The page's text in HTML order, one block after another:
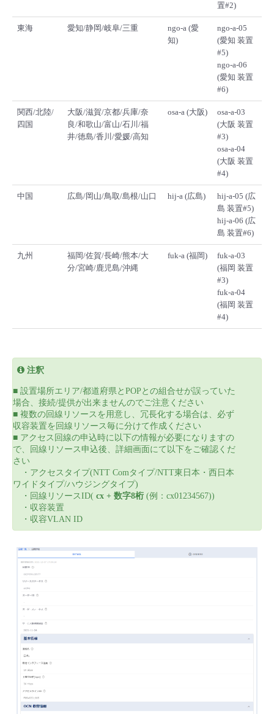
置#2)
東海 愛知/静岡/岐阜/三重
ngo-a (愛
知)
ngo-a-05
(愛知 装置
#5)
ngo-a-06
(愛知 装置
#6)
関西/北陸/
四国
大阪/滋賀/京都/兵庫/奈
良/和歌山/富山/石川/福
井/徳島/香川/愛媛/高知
osa-a (大阪)
osa-a-03
(大阪 装置
#3)
osa-a-04
(大阪 装置
#4)
中国 広島/岡山/鳥取/島根/山口 hij-a (広島)
hij-a-05 (広
島 装置#5)
hij-a-06 (広
島 装置#6)
九州
福岡/佐賀/長崎/熊本/大
分/宮崎/鹿児島/沖縄
fuk-a (福岡)
fuk-a-03
(福岡 装置
#3)
fuk-a-04
(福岡 装置
#4)
注釈
■ 設置場所エリア/都道府県とPOPとの組合せが誤っていた
場合、接続/提供が出来ませんのでご注意ください
■ 複数の回線リソースを用意し、冗長化する場合は、必ず
収容装置を回線リソース毎に分けて作成ください
■ アクセス回線の申込時に以下の情報が必要になりますの
で、回線リソース申込後、詳細画面にて以下をご確認くだ
さい
・アクセスタイプ(NTT Comタイプ/NTT東日本・西日本
ワイドタイプ/ハウジングタイプ)
・回線リソースID( cx + 数字8桁 (例：cx01234567))
・収容装置
・収容VLAN ID